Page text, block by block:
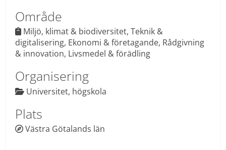
Område
 Miljö, klimat & biodiversitet, Teknik &
digitalisering, Ekonomi & företagande, Rådgivning
& innovation, Livsmedel & förädling
Organisering
 Universitet, högskola
Plats
 Västra Götalands län